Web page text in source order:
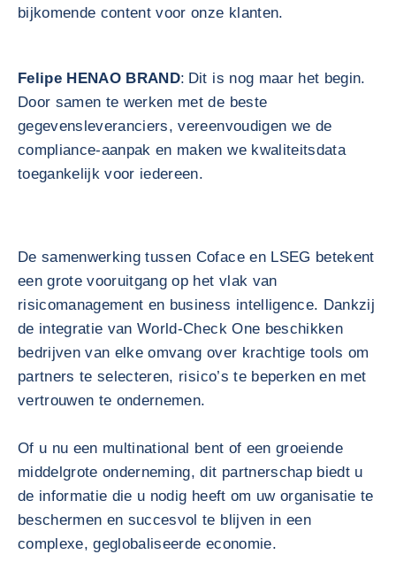
bijkomende content voor onze klanten.
Felipe HENAO BRAND: Dit is nog maar het begin.
Door samen te werken met de beste
gegevensleveranciers, vereenvoudigen we de
compliance‑aanpak en maken we kwaliteitsdata
toegankelijk voor iedereen.
De samenwerking tussen Coface en LSEG betekent
een grote vooruitgang op het vlak van
risicomanagement en business intelligence. Dankzij
de integratie van World‑Check One beschikken
bedrijven van elke omvang over krachtige tools om
partners te selecteren, risico’s te beperken en met
vertrouwen te ondernemen.
Of u nu een multinational bent of een groeiende
middelgrote onderneming, dit partnerschap biedt u
de informatie die u nodig heeft om uw organisatie te
beschermen en succesvol te blijven in een
complexe, geglobaliseerde economie.